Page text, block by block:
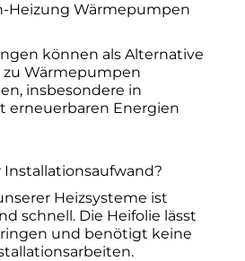
Heizung Wärmepumpen
können als Alternative
Wärmepumpen
insbesondere in
erneuerbaren Energien
Heizsysteme ist
schnell. Die Heifolie lässt
und benötigt keine